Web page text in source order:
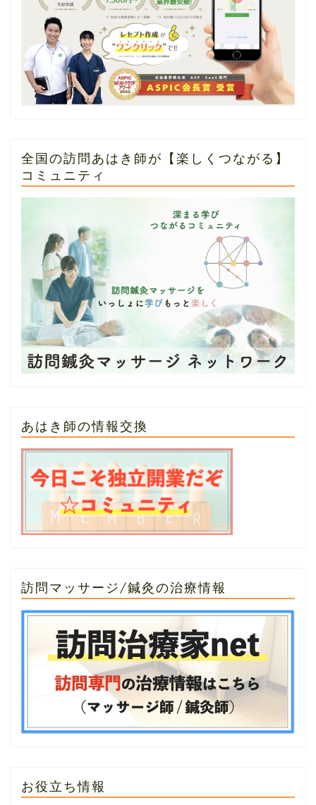
全国の訪問あはき師が【楽しくつながる】
コミュニティ
あはき師の情報交換
訪問マッサージ/鍼灸の治療情報
お役立ち情報